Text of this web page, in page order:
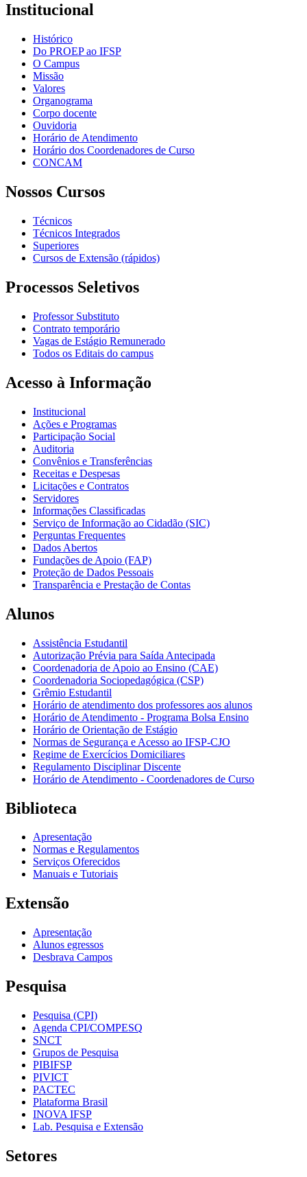
Institucional
Histórico
Do PROEP ao IFSP
O Campus
Missão
Valores
Organograma
Corpo docente
Ouvidoria
Horário de Atendimento
Horário dos Coordenadores de Curso
CONCAM
Nossos Cursos
Técnicos
Técnicos Integrados
Superiores
Cursos de Extensão (rápidos)
Processos Seletivos
Professor Substituto
Contrato temporário
Vagas de Estágio Remunerado
Todos os Editais do campus
Acesso à Informação
Institucional
Ações e Programas
Participação Social
Auditoria
Convênios e Transferências
Receitas e Despesas
Licitações e Contratos
Servidores
Informações Classificadas
Serviço de Informação ao Cidadão (SIC)
Perguntas Frequentes
Dados Abertos
Fundações de Apoio (FAP)
Proteção de Dados Pessoais
Transparência e Prestação de Contas
Alunos
Assistência Estudantil
Autorização Prévia para Saída Antecipada
Coordenadoria de Apoio ao Ensino (CAE)
Coordenadoria Sociopedagógica (CSP)
Grêmio Estudantil
Horário de atendimento dos professores aos alunos
Horário de Atendimento - Programa Bolsa Ensino
Horário de Orientação de Estágio
Normas de Segurança e Acesso ao IFSP-CJO
Regime de Exercícios Domiciliares
Regulamento Disciplinar Discente
Horário de Atendimento - Coordenadores de Curso
Biblioteca
Apresentação
Normas e Regulamentos
Serviços Oferecidos
Manuais e Tutoriais
Extensão
Apresentação
Alunos egressos
Desbrava Campos
Pesquisa
Pesquisa (CPI)
Agenda CPI/COMPESQ
SNCT
Grupos de Pesquisa
PIBIFSP
PIVICT
PACTEC
Plataforma Brasil
INOVA IFSP
Lab. Pesquisa e Extensão
Setores